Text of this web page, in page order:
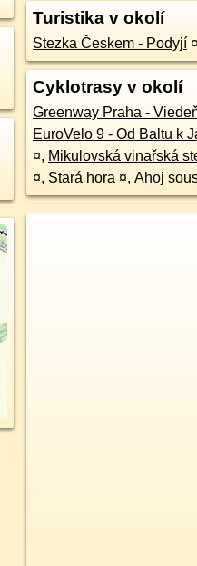
Turistika v okolí
Stezka Českem - Podyjí ¤
Cyklotrasy v okolí
Greenway Praha -
EuroVelo 9 - Od Baltu k
¤, Mikulovská vinařská
¤, Stará hora ¤, Ahoj